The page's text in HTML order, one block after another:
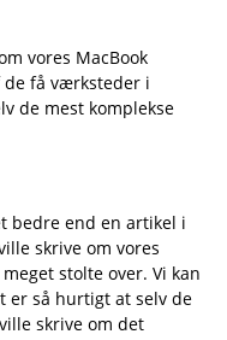
vores MacBook
de få værksteder i
de mest komplekse
bedre end en artikel i
skrive om vores
stolte over. Vi kan
er så hurtigt at selv de
skrive om det